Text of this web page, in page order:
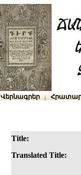
Վերնագրեր
Title:
Translated Title: